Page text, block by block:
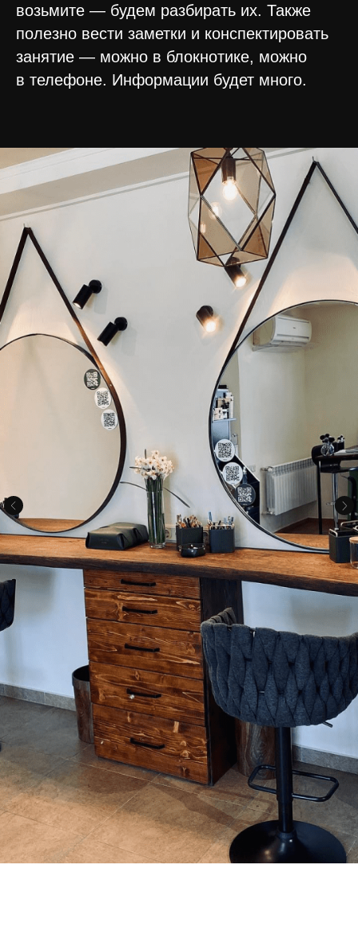
возьмите — будем разбирать их. Также
полезно вести заметки и конспектировать
занятие — можно в блокнотике, можно
в телефоне. Информации будет много.